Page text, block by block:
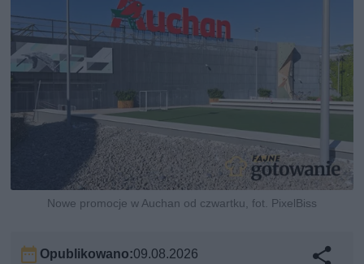
Nowe promocje w Auchan od czwartku, fot. PixelBiss
Opublikowano:09.08.2026